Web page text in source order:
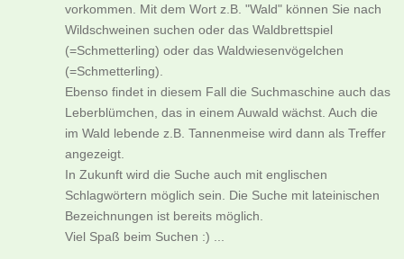
vorkommen. Mit dem Wort z.B. "Wald" können Sie nach
Wildschweinen suchen oder das Waldbrettspiel
(=Schmetterling) oder das Waldwiesenvögelchen
(=Schmetterling).
Ebenso findet in diesem Fall die Suchmaschine auch das
Leberblümchen, das in einem Auwald wächst. Auch die
im Wald lebende z.B. Tannenmeise wird dann als Treffer
angezeigt.
In Zukunft wird die Suche auch mit englischen
Schlagwörtern möglich sein. Die Suche mit lateinischen
Bezeichnungen ist bereits möglich.
Viel Spaß beim Suchen :) ...